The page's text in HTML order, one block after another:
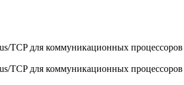
TCP для коммуникационных
TCP для коммуникационных